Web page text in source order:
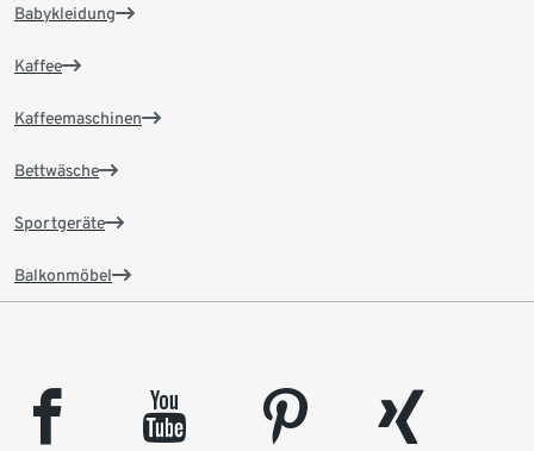
Babykleidung
Kaffee
Kaffeemaschinen
Bettwäsche
Sportgeräte
Balkonmöbel
facebook youtube pinterest
xing